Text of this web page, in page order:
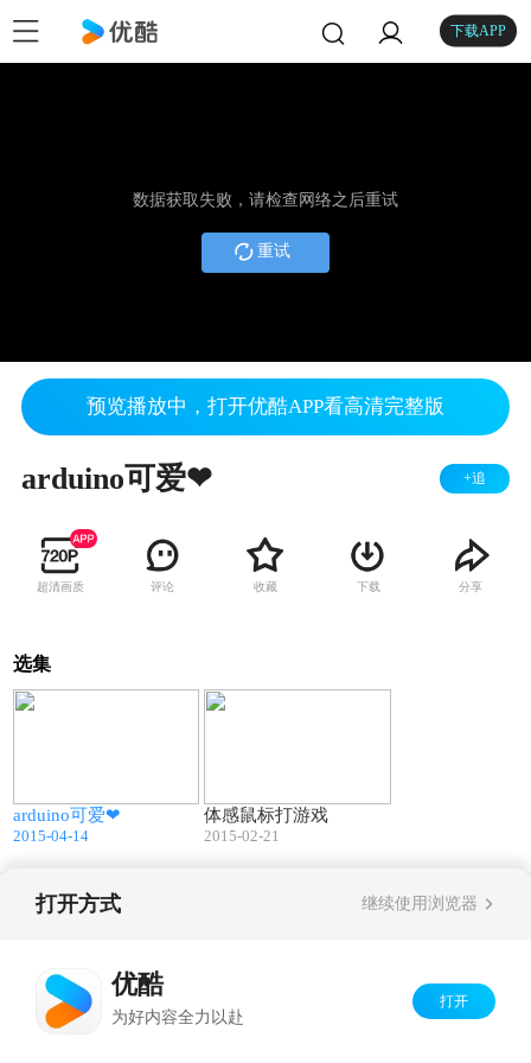
下载APP
数据获取失败，请检查网络之后重试
重试
预览播放中，打开优酷APP看高清完整版
arduino可爱❤ +追
超清画质 评论 收藏 下载 分享
选集
arduino可爱❤
2015-04-14
体感鼠标打游戏
2015-02-21
版权所有
打开方式 继续使用浏览器
优酷
为好内容全力以赴
打开